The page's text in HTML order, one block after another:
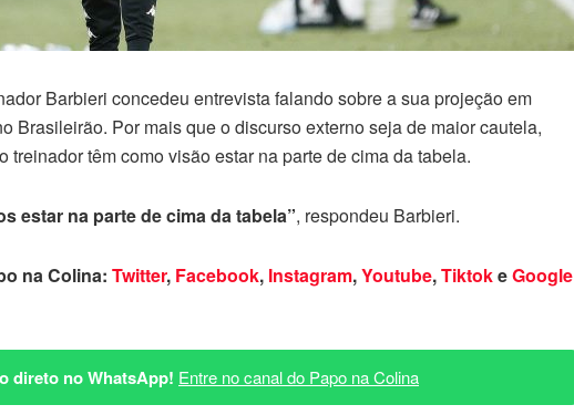
Barbieri concedeu entrevista falando sobre a sua projeção em
Brasileirão. Por mais que o discurso externo seja de maior cautela,
treinador têm como visão estar na parte de cima da tabela.
estar na parte de cima da tabela”, respondeu Barbieri.
na Colina: Twitter, Facebook, Instagram,Youtube,TiktokeGoogle
direto no WhatsApp! Entre no canal do Papo na Colina